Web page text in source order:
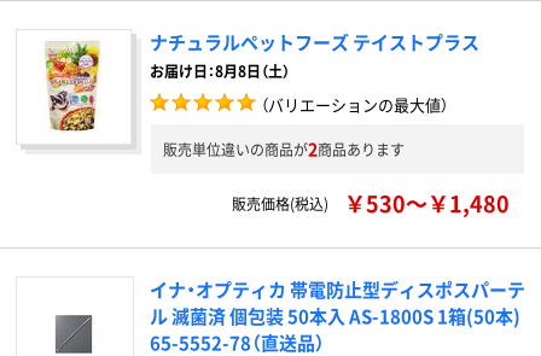
ナチュラルペットフーズ テイストプラス
お届け日：8月8日（土）
（バリエーションの最大値）
販売単位違いの商品が2商品あります
販売価格(税込) ￥530～￥1,480
イナ・オプティカ 帯電防止型ディスポスパーテ
ル 滅菌済 個包装 50本入 AS-1800S 1箱(50本)
65-5552-78（直送品）